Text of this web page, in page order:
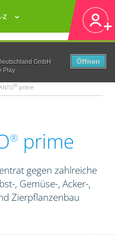
GmbH
Play
Öffnen
Z
® prime
® prime
gegen zahlreiche
, Gemüse-, Acker-,
Zierpflanzenbau